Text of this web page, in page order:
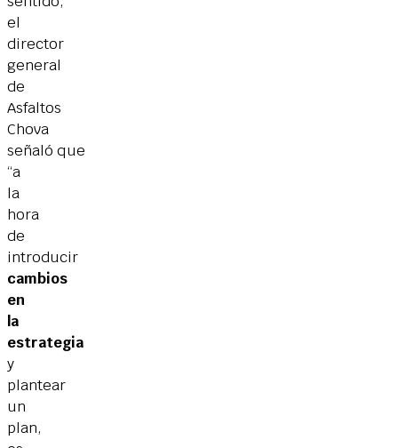
el
director
general
de
Asfaltos
Chova
señaló que
“a
la
hora
de
introducir
cambios
en
la
estrategia
y
plantear
un
plan,